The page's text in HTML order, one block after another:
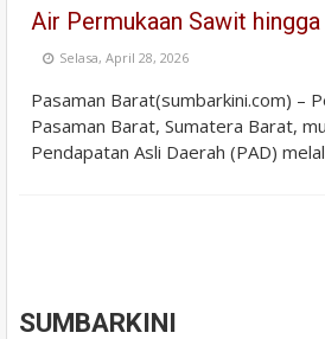
Air Permukaan Sawit
Selasa, April 28, 2026
Pasaman Barat(sumbarkini.com) –
Pasaman Barat, Sumatera Barat,
Pendapatan Asli Daerah (PAD)
SUMBARKINI